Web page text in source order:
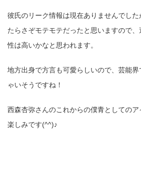
彼氏のリーク情報は現在ありませんでし
たらさぞモテモテだったと思いますので
性は高いかなと思われます。
地方出身で方言も可愛らしいので、芸能
ゃいそうですね！
西森杏弥さんのこれからの僕青としての
楽しみです(^^)♪